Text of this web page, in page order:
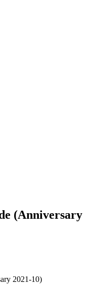
(Anniversary